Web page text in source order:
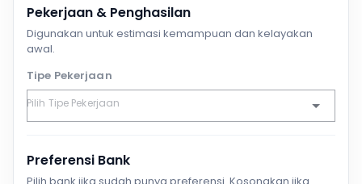
Pekerjaan & Penghasilan
Digunakan untuk estimasi kemampuan dan kelayakan
awal.
Tipe Pekerjaan
Preferensi Bank